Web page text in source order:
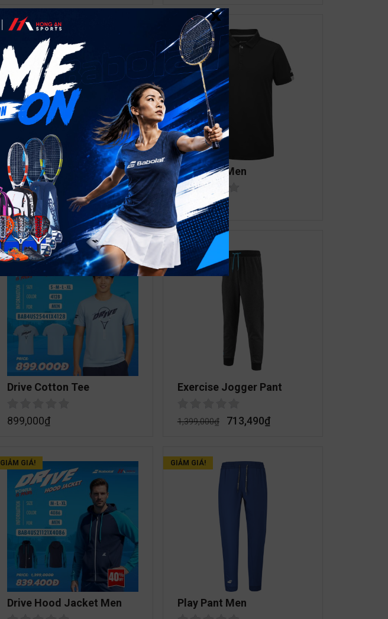
Exercise Cotton Tee Boy
639,000 ₫
Play Polo Men
1,199,000₫
Drive Cotton Tee
899,000₫
GIẢM GIÁ!
Exercise Jogger Pant
1,399,000₫ 713,490₫
GIẢM GIÁ!
Drive Hood Jacket Men
GIẢM GIÁ!
Play Pant Men
x